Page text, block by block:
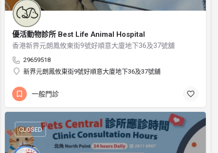
優活動物診所 Best Life Animal Hospital
香港新界元朗鳳攸東街9號好順意大廈地下36及37號舖
29659518
新界元朗鳳攸東街9號好順意大廈地下36及37號舖
一般門診
CLOSED